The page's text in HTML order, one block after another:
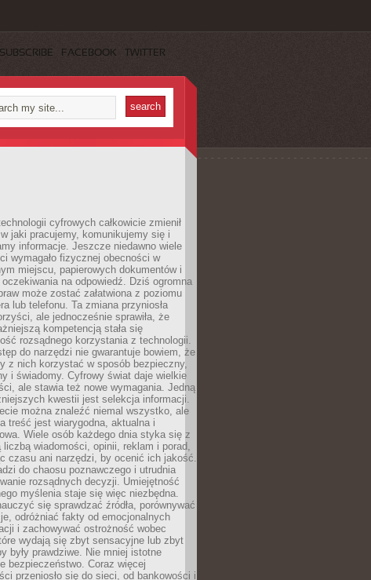
SUBSCRIBE FACEBOOK TWITTER
cyfrowych całkowicie zmienił
jaki pracujemy, komunikujemy się i
informacje. Jeszcze niedawno wiele
wymagało fizycznej obecności w
miejscu, papierowych dokumentów i
oczekiwania na odpowiedź. Dziś ogromna
może zostać załatwiona z poziomu
lub telefonu. Ta zmiana przyniosła
ale jednocześnie sprawiła, że
kompetencją stała się
rozsądnego korzystania z technologii.
do narzędzi nie gwarantuje bowiem, że
z nich korzystać w sposób bezpieczny,
i świadomy. Cyfrowy świat daje wielkie
ale stawia też nowe wymagania. Jedną
kwestii jest selekcja informacji.
można znaleźć niemal wszystko, ale
treść jest wiarygodna, aktualna i
Wiele osób każdego dnia styka się z
liczbą wiadomości, opinii, reklam i porad,
czasu ani narzędzi, by ocenić ich jakość.
do chaosu poznawczego i utrudnia
rozsądnych decyzji. Umiejętność
myślenia staje się więc niezbędna.
się sprawdzać źródła, porównywać
odróżniać fakty od emocjonalnych
i zachowywać ostrożność wobec
wydają się zbyt sensacyjne lub zbyt
były prawdziwe. Nie mniej istotne
bezpieczeństwo. Coraz więcej
przeniosło się do sieci, od bankowości i